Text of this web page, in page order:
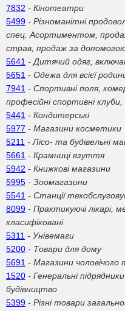
7832 - Кінотеатри
5499 - Різноманітні
спец. Асортиментом,
страв, продаж за
5641 - Дитячий одяг,
5651 - Одежа для всієї
7941 - Спортивні поля,
професійні спортивні
5441 - Кондитерські
5977 - Магазини косметики
5211 - Лісо- та будівельні
5661 - Крамниці взуття
5942 - Книжкові магазини
5995 - Зоомагазини
5541 - Станції
8099 - Практикуючі лікарі,
класифіковані
5311 - Унівемаги
5200 - Товари для дому
5691 - Магазини чоловічого
1520 - Генеральні
будівництво
5399 - Різні товари